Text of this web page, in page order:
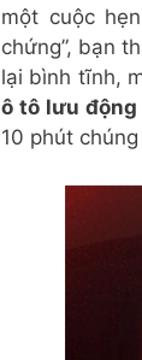
một cuộc
chứng”, bạn
lại bình tĩnh,
ô tô lưu động
10 phút